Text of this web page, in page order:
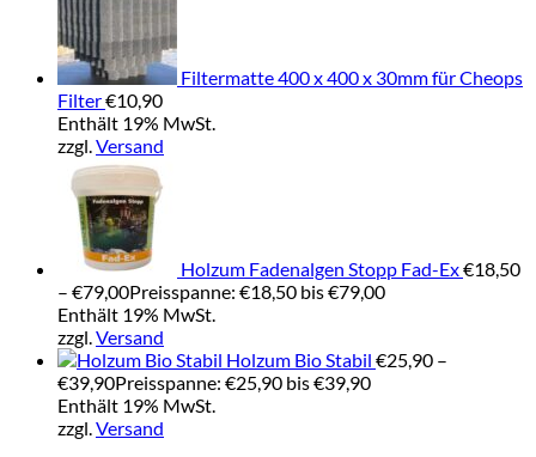
Filtermatte 400 x 400 x 30mm für Cheops
Filter€10,90
Enthält 19% MwSt.
zzgl.Versand
Holzum Fadenalgen Stopp Fad-Ex€18,50
– €79,00Preisspanne: €18,50 bis €79,00
Enthält 19% MwSt.
zzgl.Versand
Holzum Bio Stabil €25,90 –
€39,90Preisspanne: €25,90 bis €39,90
Enthält 19% MwSt.
zzgl.Versand